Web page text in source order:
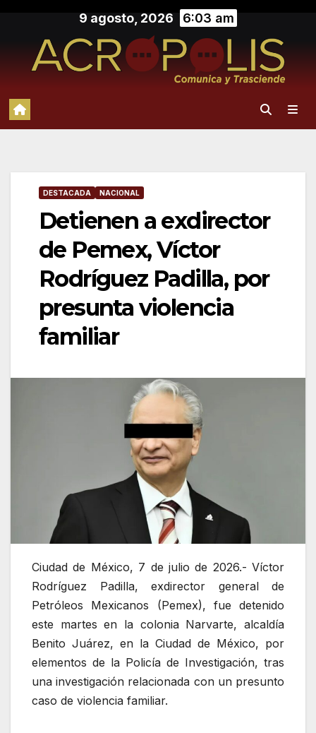
contenido
9 agosto, 2026 6:03 am
DESTACADA NACIONAL
Detienen a exdirector
de Pemex, Víctor
Rodríguez Padilla, por
presunta violencia
familiar
Ciudad de México, 7 de julio de 2026.- Víctor
Rodríguez Padilla, exdirector general de
Petróleos Mexicanos (Pemex), fue detenido
este martes en la colonia Narvarte, alcaldía
Benito Juárez, en la Ciudad de México, por
elementos de la Policía de Investigación, tras
una investigación relacionada con un presunto
caso de violencia familiar.